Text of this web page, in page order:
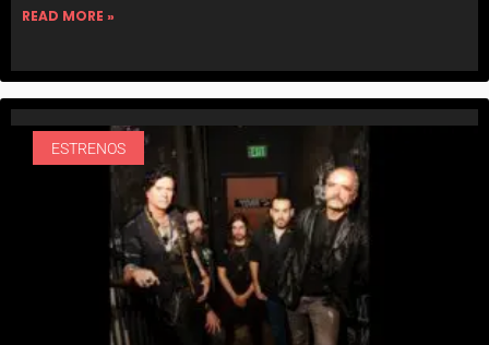
READ MORE »
ESTRENOS